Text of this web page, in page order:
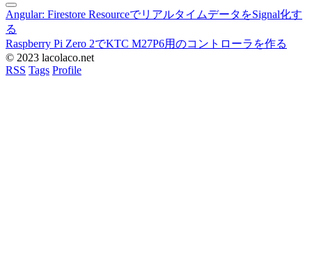
Angular: Firestore ResourceでリアルタイムデータをSignal化す
る
Raspberry Pi Zero 2でKTC M27P6用のコントローラを作る
© 2023 lacolaco.net
RSS Tags Profile